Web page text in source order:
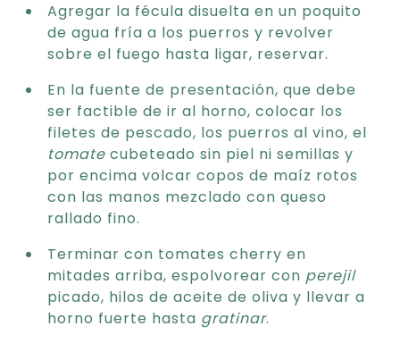
Agregar la fécula disuelta en un poquito
de agua fría a los puerros y revolver
sobre el fuego hasta ligar, reservar.
En la fuente de presentación, que debe
ser factible de ir al horno, colocar los
filetes de pescado, los puerros al vino, el
tomate cubeteado sin piel ni semillas y
por encima volcar copos de maíz rotos
con las manos mezclado con queso
rallado fino.
Terminar con tomates cherry en
mitades arriba, espolvorear con perejil
picado, hilos de aceite de oliva y llevar a
horno fuerte hasta gratinar.